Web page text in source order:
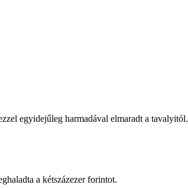
egyidejűleg harmadával elmaradt a tavalyitól.
a kétszázezer forintot.